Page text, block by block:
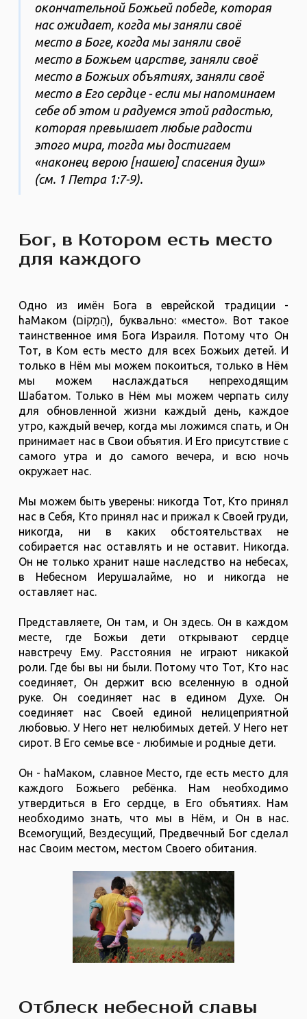
окончательной Божьей победе, которая
нас ожидает, когда мы заняли своё
место в Боге, когда мы заняли своё
место в Божьем царстве, заняли своё
место в Божьих объятиях, заняли своё
место в Его сердце - если мы напоминаем
себе об этом и радуемся этой радостью,
которая превышает любые радости
этого мира, тогда мы достигаем
«наконец верою [нашею] спасения душ»
(см. 1 Петра 1:7-9).
Бог, в Котором есть место
для каждого
Одно из имён Бога в еврейской традиции -
hаМаком (הַמָקוֹם), буквально: «место». Вот такое
таинственное имя Бога Израиля. Потому что Он
Тот, в Ком есть место для всех Божьих детей. И
только в Нём мы можем покоиться, только в Нём
мы можем наслаждаться непреходящим
Шабатом. Только в Нём мы можем черпать силу
для обновленной жизни каждый день, каждое
утро, каждый вечер, когда мы ложимся спать, и Он
принимает нас в Свои объятия. И Его присутствие с
самого утра и до самого вечера, и всю ночь
окружает нас.
Мы можем быть уверены: никогда Тот, Кто принял
нас в Себя, Кто принял нас и прижал к Своей груди,
никогда, ни в каких обстоятельствах не
собирается нас оставлять и не оставит. Никогда.
Он не только хранит наше наследство на небесах,
в Небесном Иерушалайме, но и никогда не
оставляет нас.
Представляете, Он там, и Он здесь. Он в каждом
месте, где Божьи дети открывают сердце
навстречу Ему. Расстояния не играют никакой
роли. Где бы вы ни были. Потому что Тот, Кто нас
соединяет, Он держит всю вселенную в одной
руке. Он соединяет нас в едином Духе. Он
соединяет нас Своей единой нелицеприятной
любовью. У Него нет нелюбимых детей. У Него нет
сирот. В Его семье все - любимые и родные дети.
Он - hаМаком, славное Место, где есть место для
каждого Божьего ребёнка. Нам необходимо
утвердиться в Его сердце, в Его объятиях. Нам
необходимо знать, что мы в Нём, и Он в нас.
Всемогущий, Вездесущий, Предвечный Бог сделал
нас Своим местом, местом Своего обитания.
Отблеск небесной славы